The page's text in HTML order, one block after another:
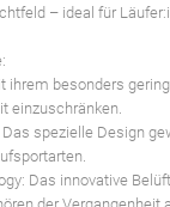
– ideal für
ihrem besonders
einzuschränken.
spezielle Design
Das innovative